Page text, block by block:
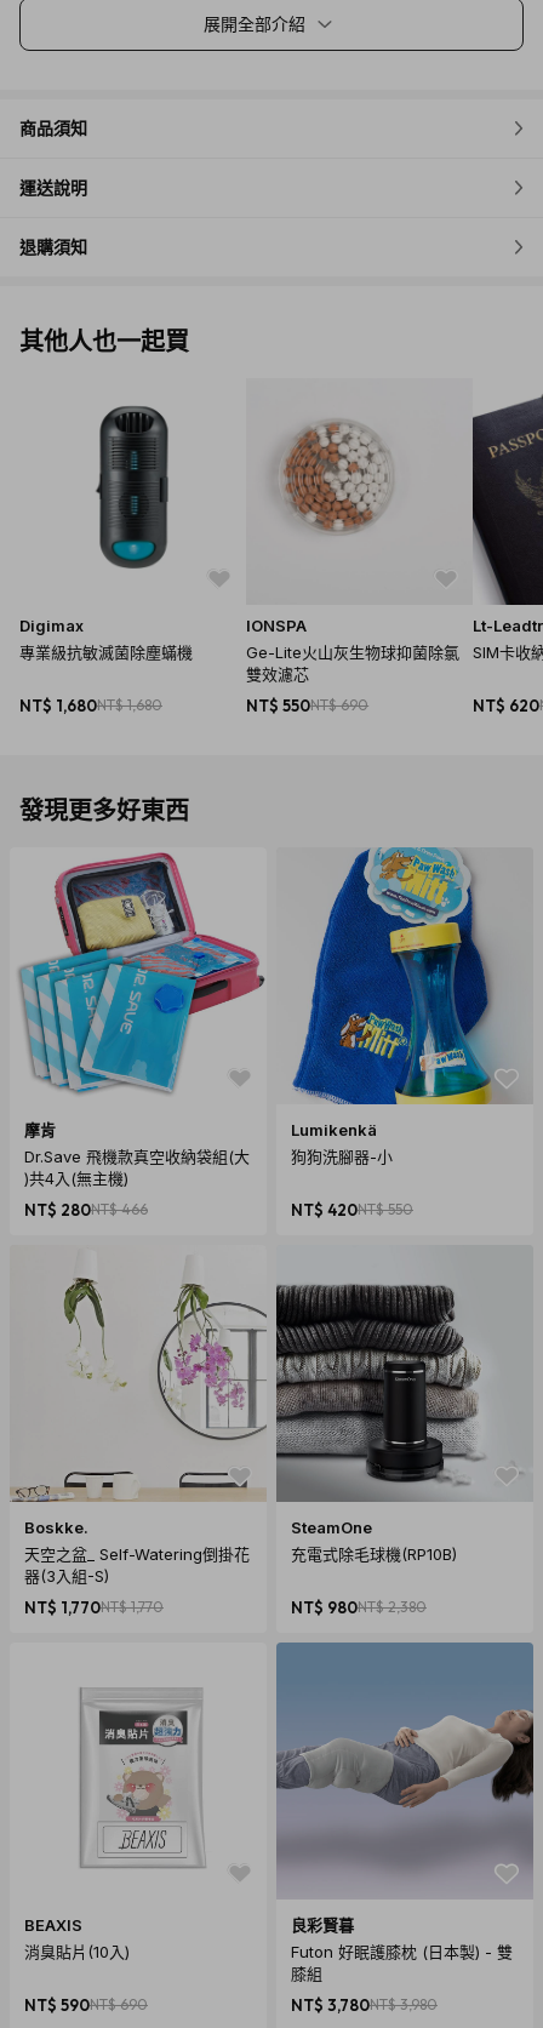
展開全部介紹
商品須知
運送說明
退購須知
其他人也一起買
Digimax
專業級抗敏滅菌除塵蟎機
NT$ 1,680NT$ 1,680
IONSPA
Ge-Lite火山灰生物球抑菌除氯
雙效濾芯
NT$ 550NT$ 690
Lt-
SIM卡收
NT$ 620
發現更多好東西
摩肯
Dr.Save 飛機款真空收納袋組(大
)共4入(無主機)
NT$ 280NT$ 466
Lumikenkä
狗狗洗腳器-小
NT$ 420NT$ 550
Boskke.
天空之盆_ Self-Watering倒掛花
器(3入組-S)
NT$ 1,770NT$ 1,770
SteamOne
充電式除毛球機(RP10B)
NT$ 980NT$ 2,380
BEAXIS
消臭貼片(10入)
NT$ 590NT$ 690
良彩賢暮
Futon 好眠護膝枕 (日本製) - 雙
膝組
NT$ 3,780NT$ 3,980